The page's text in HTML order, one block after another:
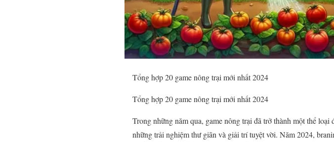
Tổng hợp 20 game nông trại mới nhất 2024
Tổng hợp 20 game nông trại mới nhất 2024
Trong những năm qua, game nông trại đã trở thành một thể
những trải nghiệm thư giãn và giải trí tuyệt vời. Năm 2024,